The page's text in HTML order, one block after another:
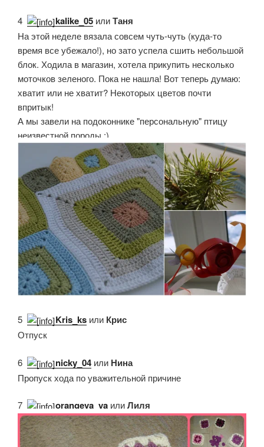
4. kalike_05 илиТаня
На этой неделе вязала совсем чуть-чуть (куда-то
время все убежало!), но зато успела сшить небольшой
блок. Ходила в магазин, хотела прикупить несколько
моточков зеленого. Пока не нашла! Вот теперь думаю:
хватит или не хватит? Некоторых цветов почти
впритык!
А мы завели на подоконнике "персональную" птицу
неизвестной породы :)
5. Kris_ks или Крис
Отпуск
6. nicky_04 или Нина
Пропуск хода по уважительной причине
7. orangeva_ya илиЛиля